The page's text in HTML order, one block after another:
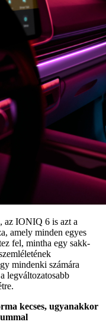
az IONIQ 6 is azt a
amely minden egyes
fel, mintha egy sakk-
mindenki számára
legváltozatosabb
kecses, ugyanakkor